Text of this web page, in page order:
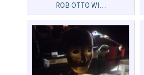
ROB OTTO WI…